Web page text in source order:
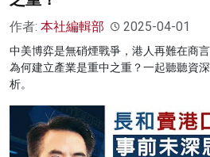
作者: 本社編輯部 2025-04-01
中美博弈是無硝煙戰爭，港人再難在商
為何建立產業是重中之重？一起聽聽資
析。